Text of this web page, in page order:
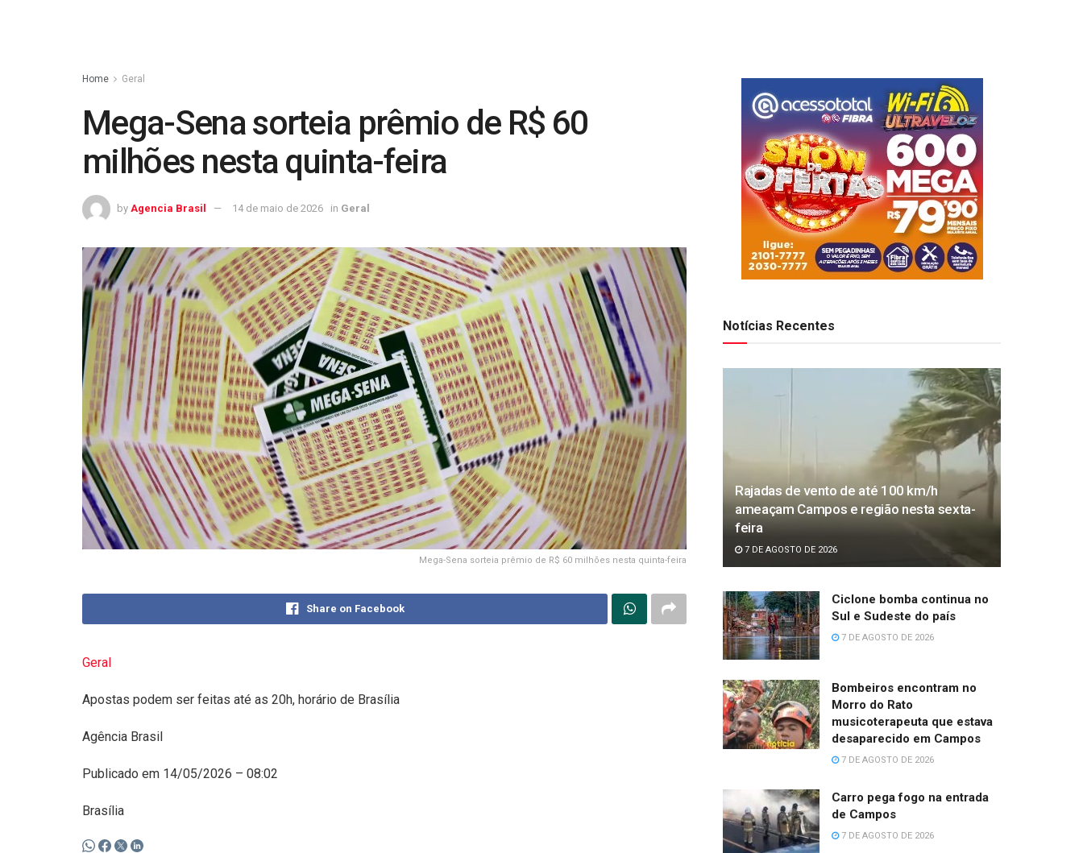
Home Geral
Mega-Sena sorteia prêmio de R$ 60
milhões nesta quinta-feira
by Agencia Brasil 14 de maio de 2026 in Geral
Mega-Sena sorteia prêmio de R$ 60 milhões nesta quinta-feira
Share on Facebook
Geral
Apostas podem ser feitas até as 20h, horário de Brasília
Agência Brasil
Publicado em 14/05/2026 – 08:02
Brasília
Notícias Recentes
Rajadas de vento de até 100 km/h
ameaçam Campos e região nesta sexta-
feira
7 DE AGOSTO DE 2026
Ciclone bomba continua no
Sul e Sudeste do país
7 DE AGOSTO DE 2026
Bombeiros encontram no
Morro do Rato
musicoterapeuta que estava
desaparecido em Campos
7 DE AGOSTO DE 2026
Carro pega fogo na entrada
de Campos
7 DE AGOSTO DE 2026